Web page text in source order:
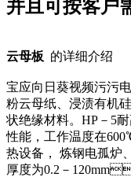
并且可按客户
云母板 的详细介绍
宝应向日葵视频污污
粉云母纸、浸渍有
状绝缘材料。HP－5
性能，工作温度在
热设备， 炼钢电孤炉
厚度为0.2－